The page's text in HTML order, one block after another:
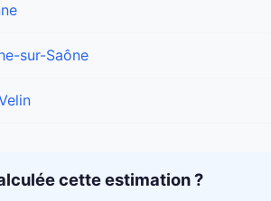
sur-Saône
cette estimation ?